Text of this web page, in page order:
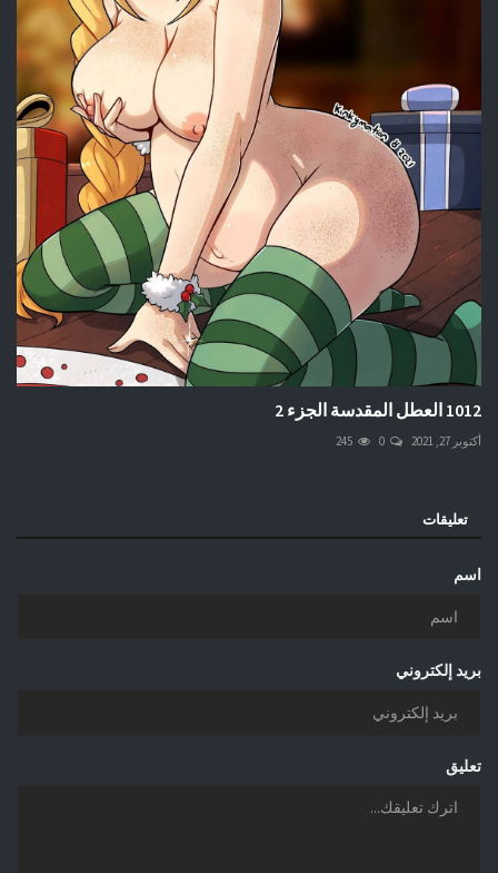
1012 العطل المقدسة الجزء 2
أكتوبر 27, 2021 0
245
تعليقات
اسم
بريد إلكتروني
تعليق